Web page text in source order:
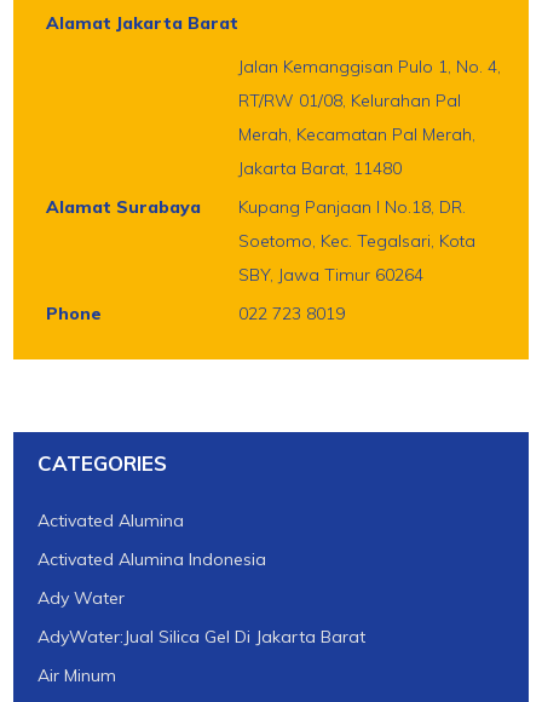
Alamat Jakarta Barat
Jalan Kemanggisan Pulo 1, No. 4,
RT/RW 01/08, Kelurahan Pal
Merah, Kecamatan Pal Merah,
Jakarta Barat, 11480
Alamat Surabaya
Kupang Panjaan I No.18, DR.
Soetomo, Kec. Tegalsari, Kota
SBY, Jawa Timur 60264
Phone
022 723 8019
CATEGORIES
Activated Alumina
Activated Alumina Indonesia
Ady Water
AdyWater:Jual Silica Gel Di Jakarta Barat
Air Minum